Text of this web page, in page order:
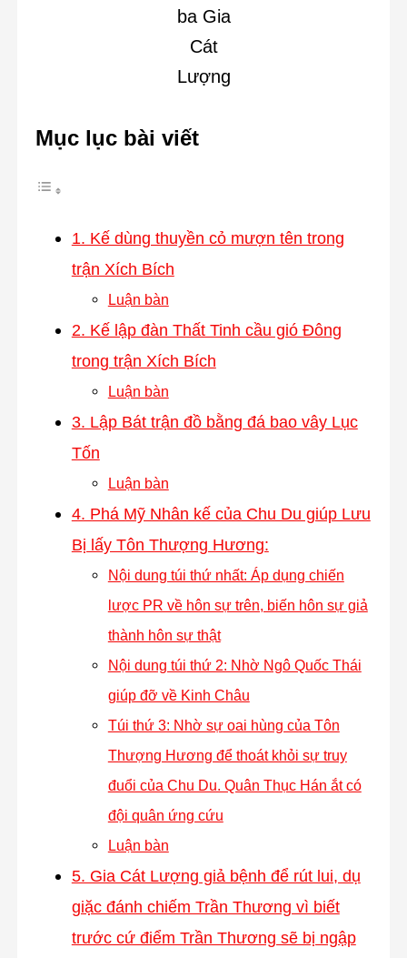
ba Gia
Cát
Lượng
Mục lục bài viết
1. Kế dùng thuyền cỏ mượn tên trong
trận Xích Bích
Luận bàn
2. Kế lập đàn Thất Tinh cầu gió Đông
trong trận Xích Bích
Luận bàn
3. Lập Bát trận đồ bằng đá bao vây Lục
Tốn
Luận bàn
4. Phá Mỹ Nhân kế của Chu Du giúp Lưu
Bị lấy Tôn Thượng Hương:
Nội dung túi thứ nhất: Áp dụng chiến
lược PR về hôn sự trên, biến hôn sự giả
thành hôn sự thật
Nội dung túi thứ 2: Nhờ Ngô Quốc Thái
giúp đỡ về Kinh Châu
Túi thứ 3: Nhờ sự oai hùng của Tôn
Thượng Hương để thoát khỏi sự truy
đuổi của Chu Du. Quân Thục Hán ắt có
đội quân ứng cứu
Luận bàn
5. Gia Cát Lượng giả bệnh để rút lui, dụ
giặc đánh chiếm Trần Thương vì biết
trước cứ điểm Trần Thương sẽ bị ngập